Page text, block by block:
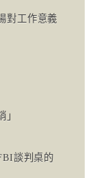
對工作意義
」
談判桌的